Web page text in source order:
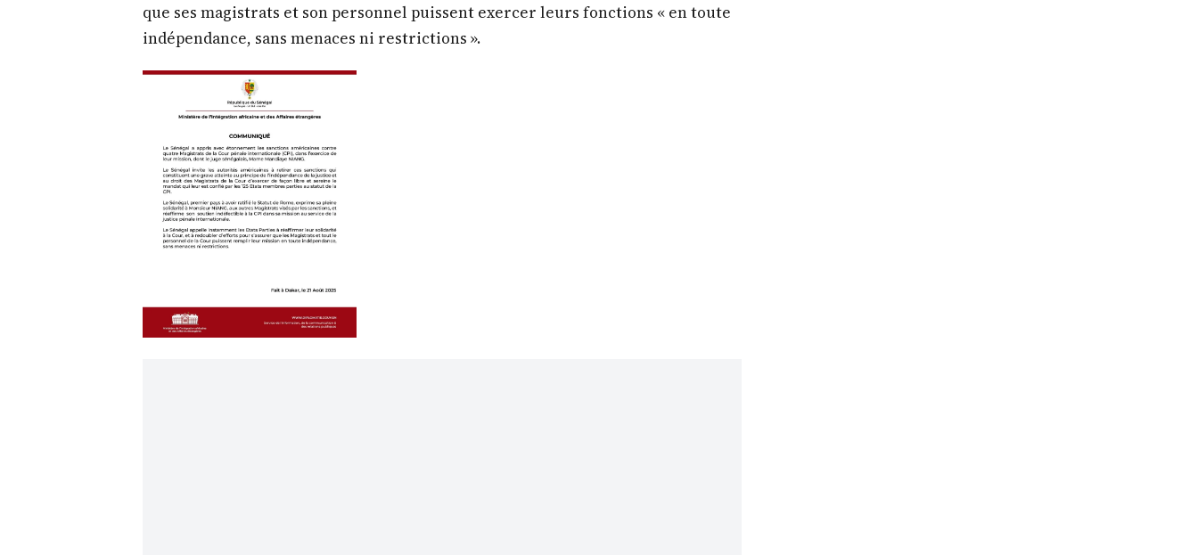
que ses magistrats et son personnel puissent exercer leurs fonctions « en toute
indépendance, sans menaces ni restrictions ».